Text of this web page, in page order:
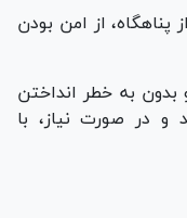
پناهگاه، از امن بودن
به خطر انداختن
و در صورت نیاز، با